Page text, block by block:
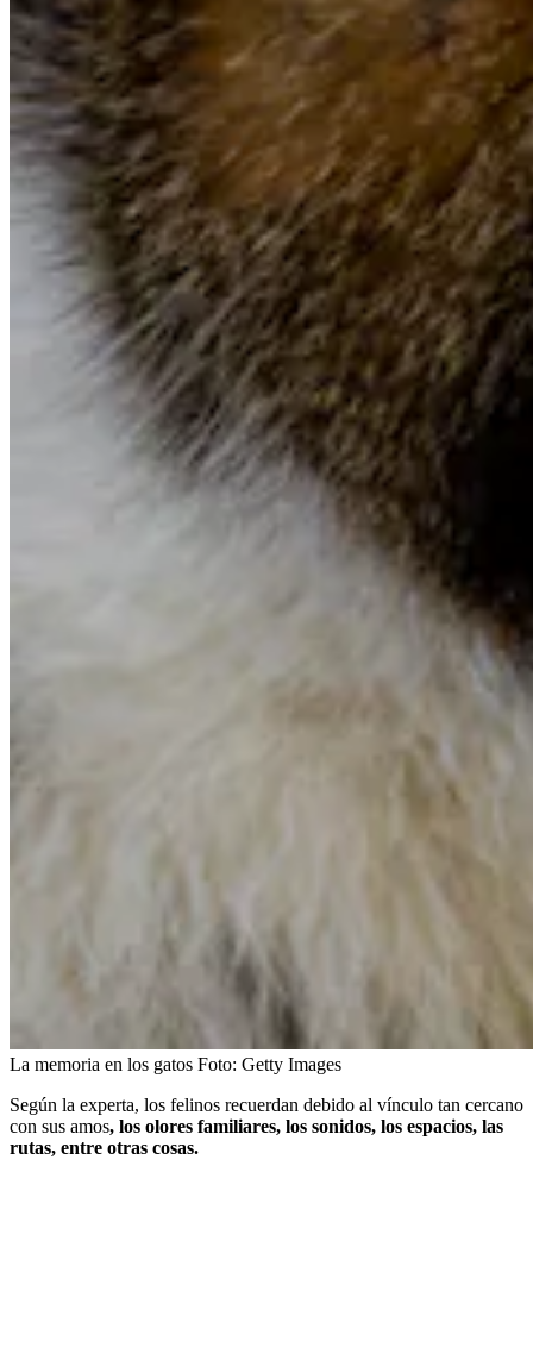
La memoria en los gatos Foto: Getty Images
Según la experta, los felinos recuerdan debido al vínculo tan cercano
con sus amos, los olores familiares, los sonidos, los espacios, las
rutas, entre otras cosas.